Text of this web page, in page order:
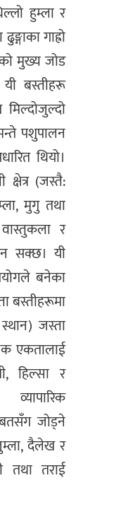
हुम्ला र
गाह्रो
मुख्य जोड
यी बस्तीहरू
पशुपालन
थियो।
क्षेत्र (जस्तै:
मुगु तथा
र
सक्छ। यी
बनेका
बस्तीहरूमा
जस्ता
एकतालाई
हिल्सा र
जोड्ने
दैलेख र
तथा तराई